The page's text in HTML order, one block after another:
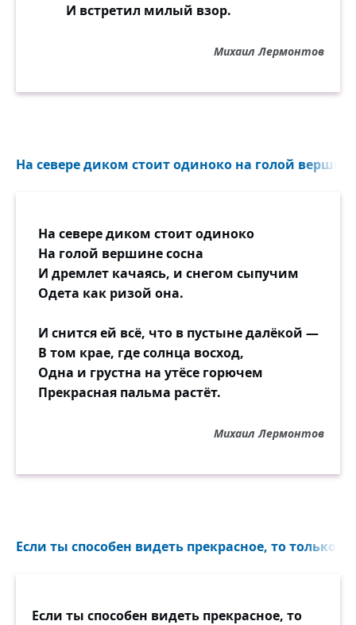
И встретил милый взор.
Михаил Лермонтов
На севере диком стоит одиноко на голой
На севере диком стоит одиноко
На голой вершине сосна
И дремлет качаясь, и снегом сыпучим
Одета как ризой она.
И снится ей всё, что в пустыне далёкой —
В том крае, где солнца восход,
Одна и грустна на утёсе горючем
Прекрасная пальма растёт.
Михаил Лермонтов
Если ты способен видеть прекрасное, то только
Если ты способен видеть прекрасное, то